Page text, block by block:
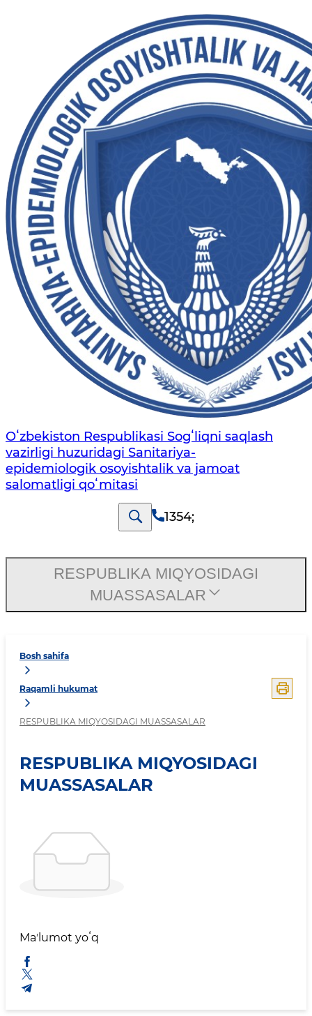
Oʻzbekiston Respublikasi Sogʻliqni saqlash
vazirligi huzuridagi Sanitariya-
epidemiologik osoyishtalik va jamoat
salomatligi qoʻmitasi
1354;
Bosh sahifa
Raqamli hukumat
RESPUBLIKA MIQYOSIDAGI MUASSASALAR
RESPUBLIKA MIQYOSIDAGI
MUASSASALAR
Maʼlumot yoʻq
RESPUBLIKA MIQYOSIDAGI
MUASSASALAR